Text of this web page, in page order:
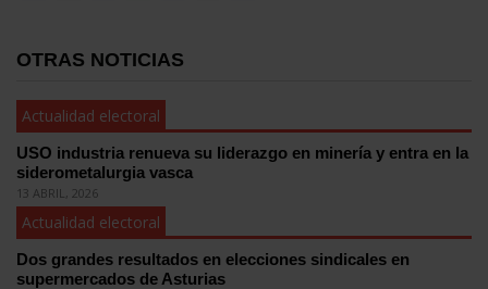
OTRAS NOTICIAS
Actualidad electoral
USO industria renueva su liderazgo en minería y entra en la
siderometalurgia vasca
13 ABRIL, 2026
Actualidad electoral
Dos grandes resultados en elecciones sindicales en
supermercados de Asturias